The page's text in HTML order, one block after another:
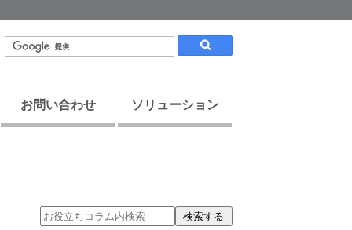
お問い合わせ ソリューション
検索する